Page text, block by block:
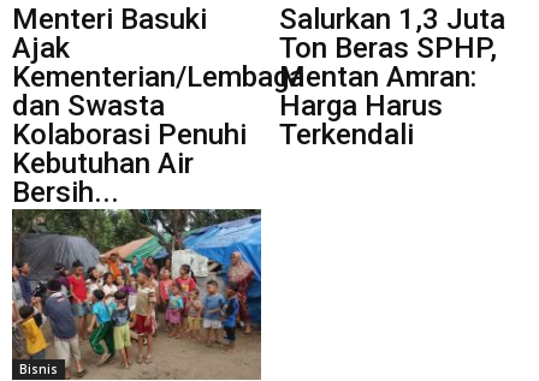
Menteri Basuki
Ajak
Kementerian/Lembaga
dan Swasta
Kolaborasi Penuhi
Kebutuhan Air
Bersih...
Salurkan 1,3 Juta
Ton Beras SPHP,
Mentan Amran:
Harga Harus
Terkendali
Bisnis